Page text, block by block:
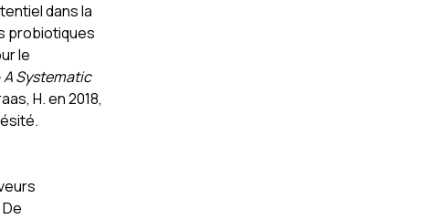
dans la
probiotiques
le
A Systematic
H. en 2018,